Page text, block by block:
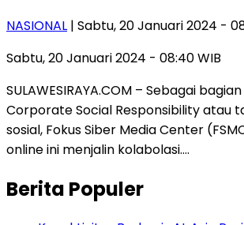
NASIONAL | Sabtu, 20 Januari 2024 -
Sabtu, 20 Januari 2024 - 08:40 WIB
SULAWESIRAYA.COM – Sebagai
Corporate Social Responsibility atau
sosial, Fokus Siber Media Center
online ini menjalin kolabolasi….
Berita Populer